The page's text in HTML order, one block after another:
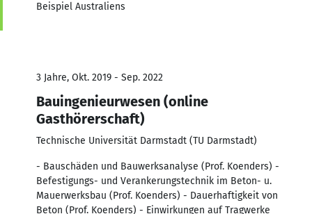
Beispiel Australiens
3 Jahre, Okt. 2019 - Sep. 2022
Bauingenieurwesen (online
Gasthörerschaft)
Technische Universität Darmstadt (TU Darmstadt)
- Bauschäden und Bauwerksanalyse (Prof. Koenders) -
Befestigungs- und Verankerungstechnik im Beton- u.
Mauerwerksbau (Prof. Koenders) - Dauerhaftigkeit von
Beton (Prof. Koenders) - Einwirkungen auf Tragwerke